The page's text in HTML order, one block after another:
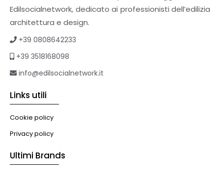
Edilsocialnetwork, dedicato ai professionisti dell’edilizia
architettura e design.
+39 0808642233
+39 3518168098
info@edilsocialnetwork.it
Links utili
Cookie policy
Privacy policy
Ultimi Brands